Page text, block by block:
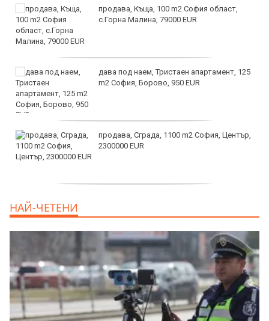
продава, Къща, 100 m2 София област,
с.Горна Малина, 79000 EUR
дава под наем, Тристаен апартамент, 125
m2 София, Борово, 950 EUR
продава, Сграда, 1100 m2 София, Център,
2300000 EUR
НАЙ-ЧЕТЕНИ